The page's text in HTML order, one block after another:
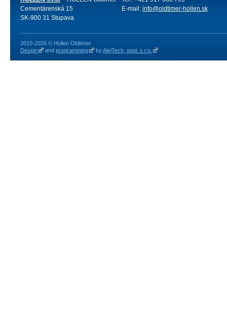
Cementárenská 15
SK-900 31 Stupava
E-mail: info@oldtimer-hollen.sk
2010-2026 © Hollen Oldtimer
Design
and programming byAlejTech, spol. s r.o.